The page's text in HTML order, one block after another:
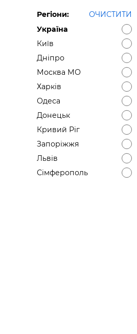
Регіони:
ОЧИСТИТИ
Україна
Київ
Дніпро
Москва МО
Харків
Одеса
Донецьк
Кривий Ріг
Запоріжжя
Львів
Сімферополь